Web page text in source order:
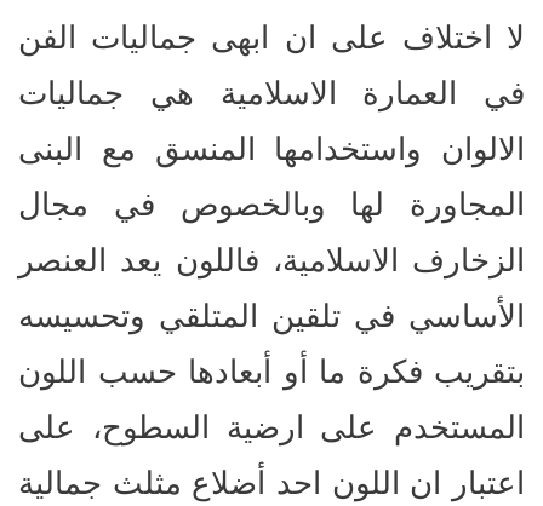
لا اختلاف على ان ابهى جماليات الفن
في العمارة الاسلامية هي جماليات
الالوان واستخدامها المنسق مع البنى
المجاورة لها وبالخصوص في مجال
الزخارف الاسلامية، فاللون يعد العنصر
الأساسي في تلقين المتلقي وتحسيسه
بتقريب فكرة ما أو أبعادها حسب اللون
المستخدم على ارضية السطوح، على
اعتبار ان اللون احد أضلاع مثلث جمالية